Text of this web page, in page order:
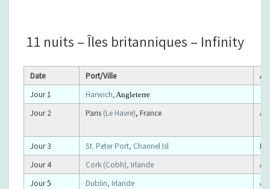
1
–
I
L
E
B
R
I
T
R
E
11 nuits – Îles britanniques – Infinity
Date Port/Ville
Jour 1
Harwich , Angleterre
Jour 2 Paris (Le Havre), France À
Jour 3 St. Peter Port, Channel Isl
Jour 4
Cork (Cobh), Irlande
À
Jour5 Dublin, Irlande
À